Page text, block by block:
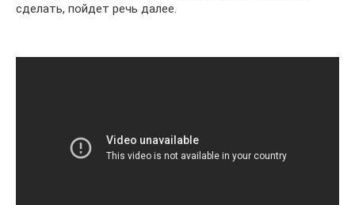
сделать, пойдет речь далее.